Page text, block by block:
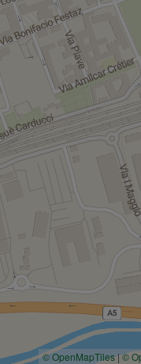
© OpenMapTiles|©